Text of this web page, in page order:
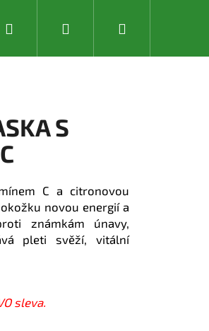
PRODUKTY LETNÍ PÉČE &
Přihlášení
S
C a citronovou
novou energií a
známkám únavy,
pleti svěží, vitální
sleva.